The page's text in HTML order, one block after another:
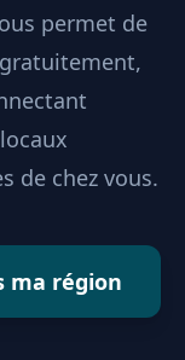
permet de
de chez vous.
ma région